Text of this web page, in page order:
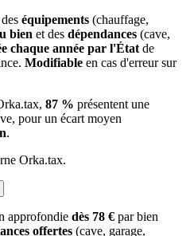
équipements (chauffage,
bien et des dépendances (cave,
chaque année par l'État de
Modifiable en cas d'erreur sur
87 % présentent une
pour un écart moyen
.
Orka.tax.
approfondie dès 78 € par bien
offertes (cave, garage,